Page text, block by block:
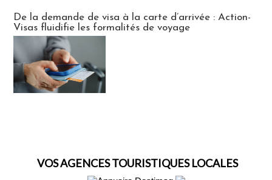
De la demande de visa à la carte d’arrivée : Action-
Visas fluidifie les formalités de voyage
VOS AGENCES TOURISTIQUES LOCALES